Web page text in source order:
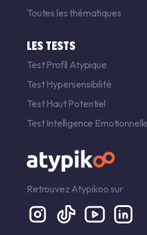
Toutes les thématiques
LES TESTS
Test Profil Atypique
Test Hypersensibilité
Test Haut Potentiel
Test Intelligence Emotionnelle
Retrouvez Atypikoo sur